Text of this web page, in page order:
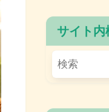
サイト内